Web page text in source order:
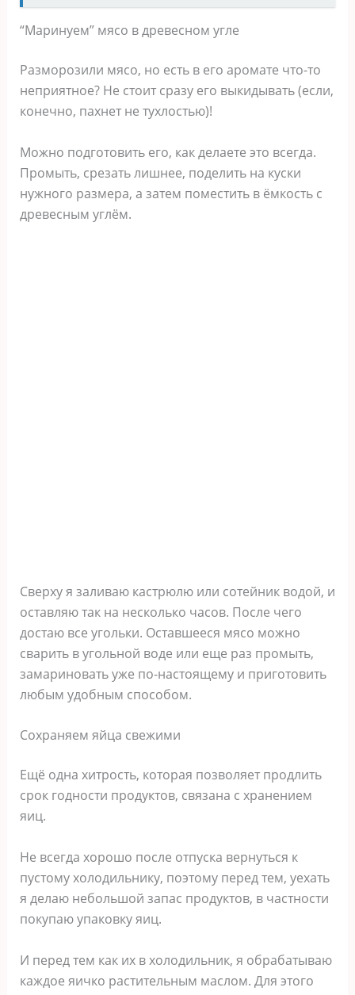
“Маринуем” мясо в древесном угле
Разморозили мясо, но есть в его аромате что-то
неприятное? Не стоит сразу его выкидывать (если,
конечно, пахнет не тухлостью)!
Можно подготовить его, как делаете это всегда.
Промыть, срезать лишнее, поделить на куски
нужного размера, а затем поместить в ёмкость с
древесным углём.
Сверху я заливаю кастрюлю или сотейник водой, и
оставляю так на несколько часов. После чего
достаю все угольки. Оставшееся мясо можно
сварить в угольной воде или еще раз промыть,
замариновать уже по-настоящему и приготовить
любым удобным способом.
Сохраняем яйца свежими
Ещё одна хитрость, которая позволяет продлить
срок годности продуктов, связана с хранением
яиц.
Не всегда хорошо после отпуска вернуться к
пустому холодильнику, поэтому перед тем, уехать
я делаю небольшой запас продуктов, в частности
покупаю упаковку яиц.
И перед тем как их в холодильник, я обрабатываю
каждое яичко растительным маслом. Для этого